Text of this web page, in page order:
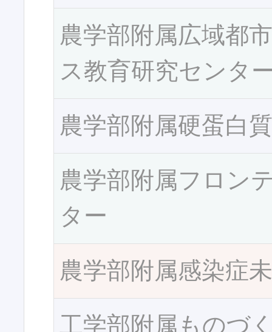
農学部附属広域都
ス教育研究センタ
農学部附属硬蛋白
農学部附属フロン
ター
農学部附属感染症
工学部附属ものづ